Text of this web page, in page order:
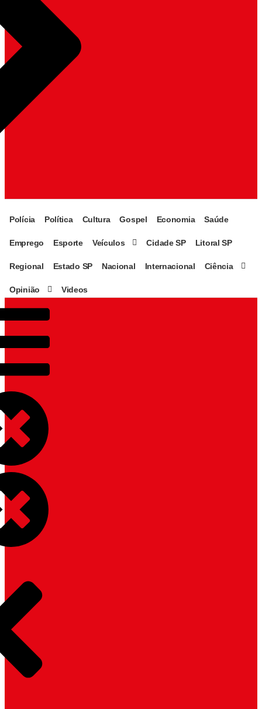
Polícia Política Cultura Gospel Economia Saúde
Emprego Esporte Veículos Cidade SP Litoral SP
Regional Estado SP Nacional Internacional Ciência
Opinião Videos